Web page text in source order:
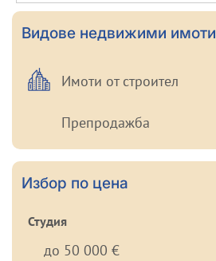
Видове недвижими имоти
Имоти от строител
Препродажба
Избор по цена
Студия
до 50 000 €